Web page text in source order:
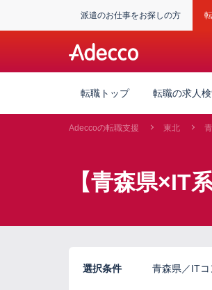
派遣のお仕事をお探しの方
転職トップ 転職の求人
Adeccoの転職支援 東北
【青森県×IT
選択条件 青森県／IT